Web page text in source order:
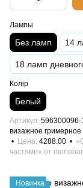
Лампы
Без ламп 14
18 ламп
Колір
Белый
Артикул
визажное гримерное
Цена 4288.00
частями» от
Новинка